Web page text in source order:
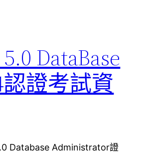
DataBase
認證考試資
Database Administrator證